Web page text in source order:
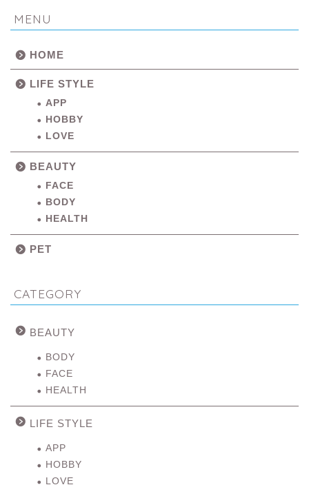
MENU
HOME
LIFE STYLE
APP
HOBBY
LOVE
BEAUTY
FACE
BODY
HEALTH
PET
CATEGORY
BEAUTY
BODY
FACE
HEALTH
LIFE STYLE
APP
HOBBY
LOVE